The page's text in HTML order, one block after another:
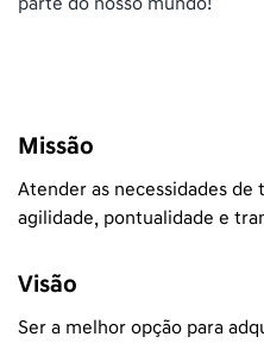
Missão
Atender as necessidades de
agilidade, pontualidade e
Visão
Ser a melhor opção para